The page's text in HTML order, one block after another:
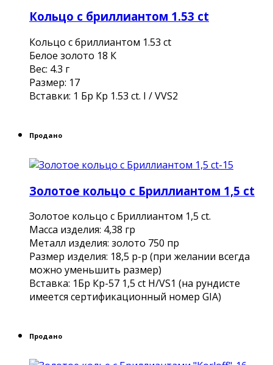
Кольцо с бриллиантом 1.53 ct
Кольцо с бриллиантом 1.53 ct
Белое золото 18 К
Вес: 4.3 г
Размер: 17
Вставки: 1 Бр Кр 1.53 ct. I / VVS2
Продано
Золотое кольцо c Бриллиантом 1,5 ct
Золотое кольцо c Бриллиантом 1,5 ct.
Масса изделия: 4,38 гр
Металл изделия: золото 750 пр
Размер изделия: 18,5 р-р (при желании всегда
можно уменьшить размер)
Вставка: 1Бр Кр-57 1,5 ct H/VS1 (на рундисте
имеется сертификационный номер GIA)
Продано